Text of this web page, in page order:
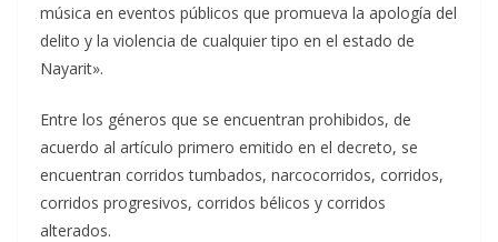
música en eventos públicos que promueva la apología del
delito y la violencia de cualquier tipo en el estado de
Nayarit».
Entre los géneros que se encuentran prohibidos, de
acuerdo al artículo primero emitido en el decreto, se
encuentran corridos tumbados, narcocorridos, corridos,
corridos progresivos, corridos bélicos y corridos
alterados.